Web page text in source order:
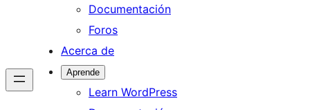
Documentación
Foros
Acerca de
Aprende
Learn WordPress